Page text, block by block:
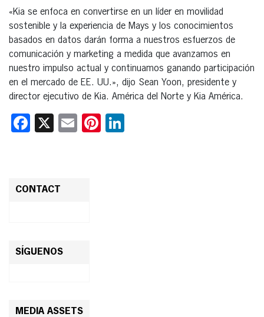
«Kia se enfoca en convertirse en un líder en movilidad
sostenible y la experiencia de Mays y los conocimientos
basados en datos darán forma a nuestros esfuerzos de
comunicación y marketing a medida que avanzamos en
nuestro impulso actual y continuamos ganando participación
en el mercado de EE. UU.», dijo Sean Yoon, presidente y
director ejecutivo de Kia. América del Norte y Kia América.
Facebook
X EmailPinterest
CONTACT
SÍGUENOS
MEDIA ASSETS